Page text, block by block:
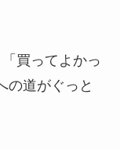
買ってよかっ
の道がぐっと